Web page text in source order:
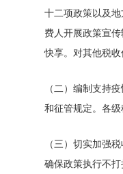
十二项政策以及
费人开展政策宣
快享。 对其他税
（二）编制支持
和征管规定。 各
（三）切实加强
确保政策执行不打